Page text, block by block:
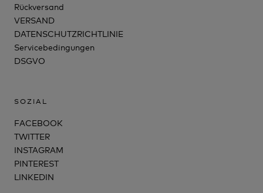
Rückversand
VERSAND
DATENSCHUTZRICHTLINIE
Servicebedingungen
DSGVO
SOZIAL
FACEBOOK
TWITTER
INSTAGRAM
PINTEREST
LINKEDIN